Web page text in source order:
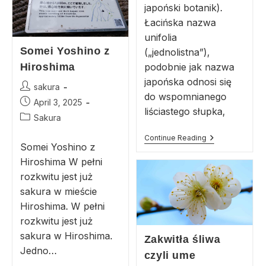
japoński botanik).
Łacińska nazwa
unifolia
(„jednolistna”),
podobnie jak nazwa
japońska odnosi się
do wspomnianego
liściastego słupka,
Continue Reading
Somei Yoshino z
Hiroshima
sakura
April 3, 2025
Sakura
Somei Yoshino z
Hiroshima W pełni
rozkwitu jest już
sakura w mieście
Hiroshima. W pełni
rozkwitu jest już
sakura w Hiroshima.
Jedno…
Zakwitła śliwa
czyli ume